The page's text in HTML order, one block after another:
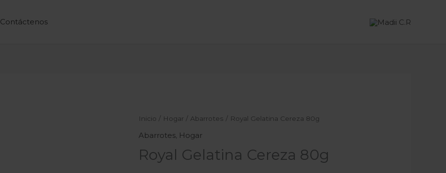
Contáctenos
Inicio / Hogar / Abarrotes / Royal Gelatina Cereza 80g
Abarrotes, Hogar
Royal Gelatina Cereza 80g
Royal
Gelatina
80g